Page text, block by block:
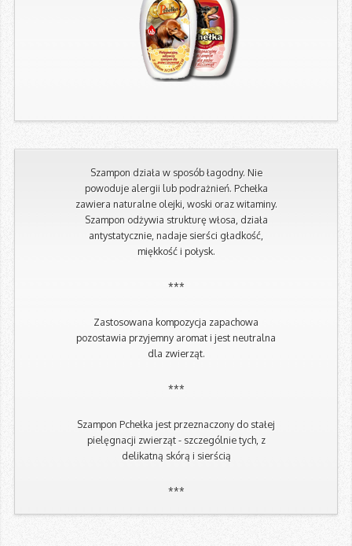
Szampon działa w sposób łagodny. Nie
powoduje alergii lub podrażnień. Pchełka
zawiera naturalne olejki, woski oraz witaminy.
Szampon odżywia strukturę włosa, działa
antystatycznie, nadaje sierści gładkość,
miękkość i połysk.
***
Zastosowana kompozycja zapachowa
pozostawia przyjemny aromat i jest neutralna
dla zwierząt.
***
Szampon Pchełka jest przeznaczony do stałej
pielęgnacji zwierząt - szczególnie tych, z
delikatną skórą i sierścią
***